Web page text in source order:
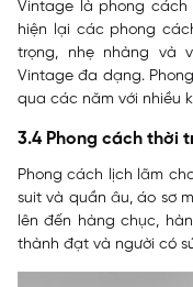
Vintage là phong
hiện lại các phong
trọng, nhẹ nhàng và
Vintage đa dạng.
qua các năm với nhiều
3.4 Phong cách thời
Phong cách lịch lãm
suit và quần âu, áo sơ
lên đến hàng chục,
thành đạt và người có